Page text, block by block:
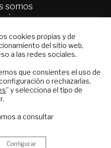
somos
frecuentes
de contratación
Política Exterior
cookies propias y de
del sitio web,
a las redes sociales.
que consientes el uso de
o rechazarlas,
” y selecciona el tipo de
a consultar
Configurar
electrónico y
análisis